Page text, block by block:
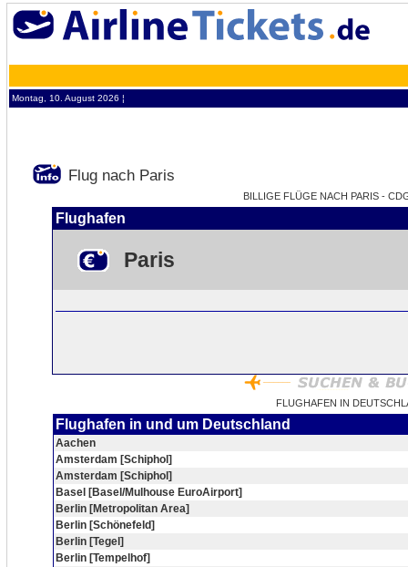
Montag, 10. August 2026 ¦
Flug nach Paris
BILLIGE FLÜGE NACH PARIS -
Flughafen
Paris
FLUGHAFEN IN
Flughafen in und um Deutschland
Aachen
Amsterdam [Schiphol]
Amsterdam [Schiphol]
Basel [Basel/Mulhouse EuroAirport]
Berlin [Metropolitan Area]
Berlin [Schönefeld]
Berlin [Tegel]
Berlin [Tempelhof]